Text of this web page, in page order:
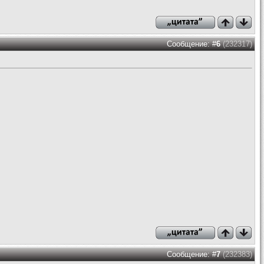
Сообщение: #6(232317)
Сообщение: #7(232383)